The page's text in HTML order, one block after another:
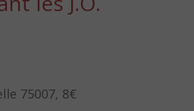
75007, 8€